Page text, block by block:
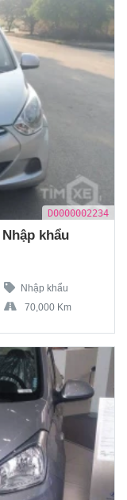
D0000002234
khẩu
Nhập khẩu
70,000 Km